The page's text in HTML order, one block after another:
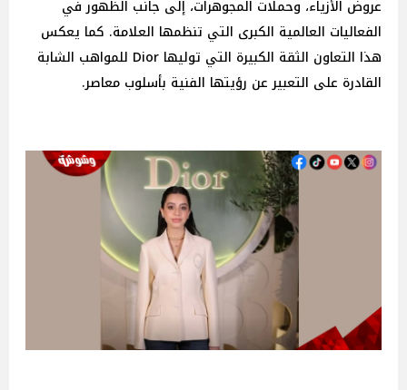
عروض الأزياء، وحملات المجوهرات، إلى جانب الظهور في
الفعاليات العالمية الكبرى التي تنظمها العلامة. كما يعكس
هذا التعاون الثقة الكبيرة التي توليها Dior للمواهب الشابة
القادرة على التعبير عن رؤيتها الفنية بأسلوب معاصر.